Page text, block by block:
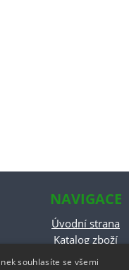
NAVIGACE
Úvodní strana
Katalog zboží
Nákupní košík
souhlasíte se všemi